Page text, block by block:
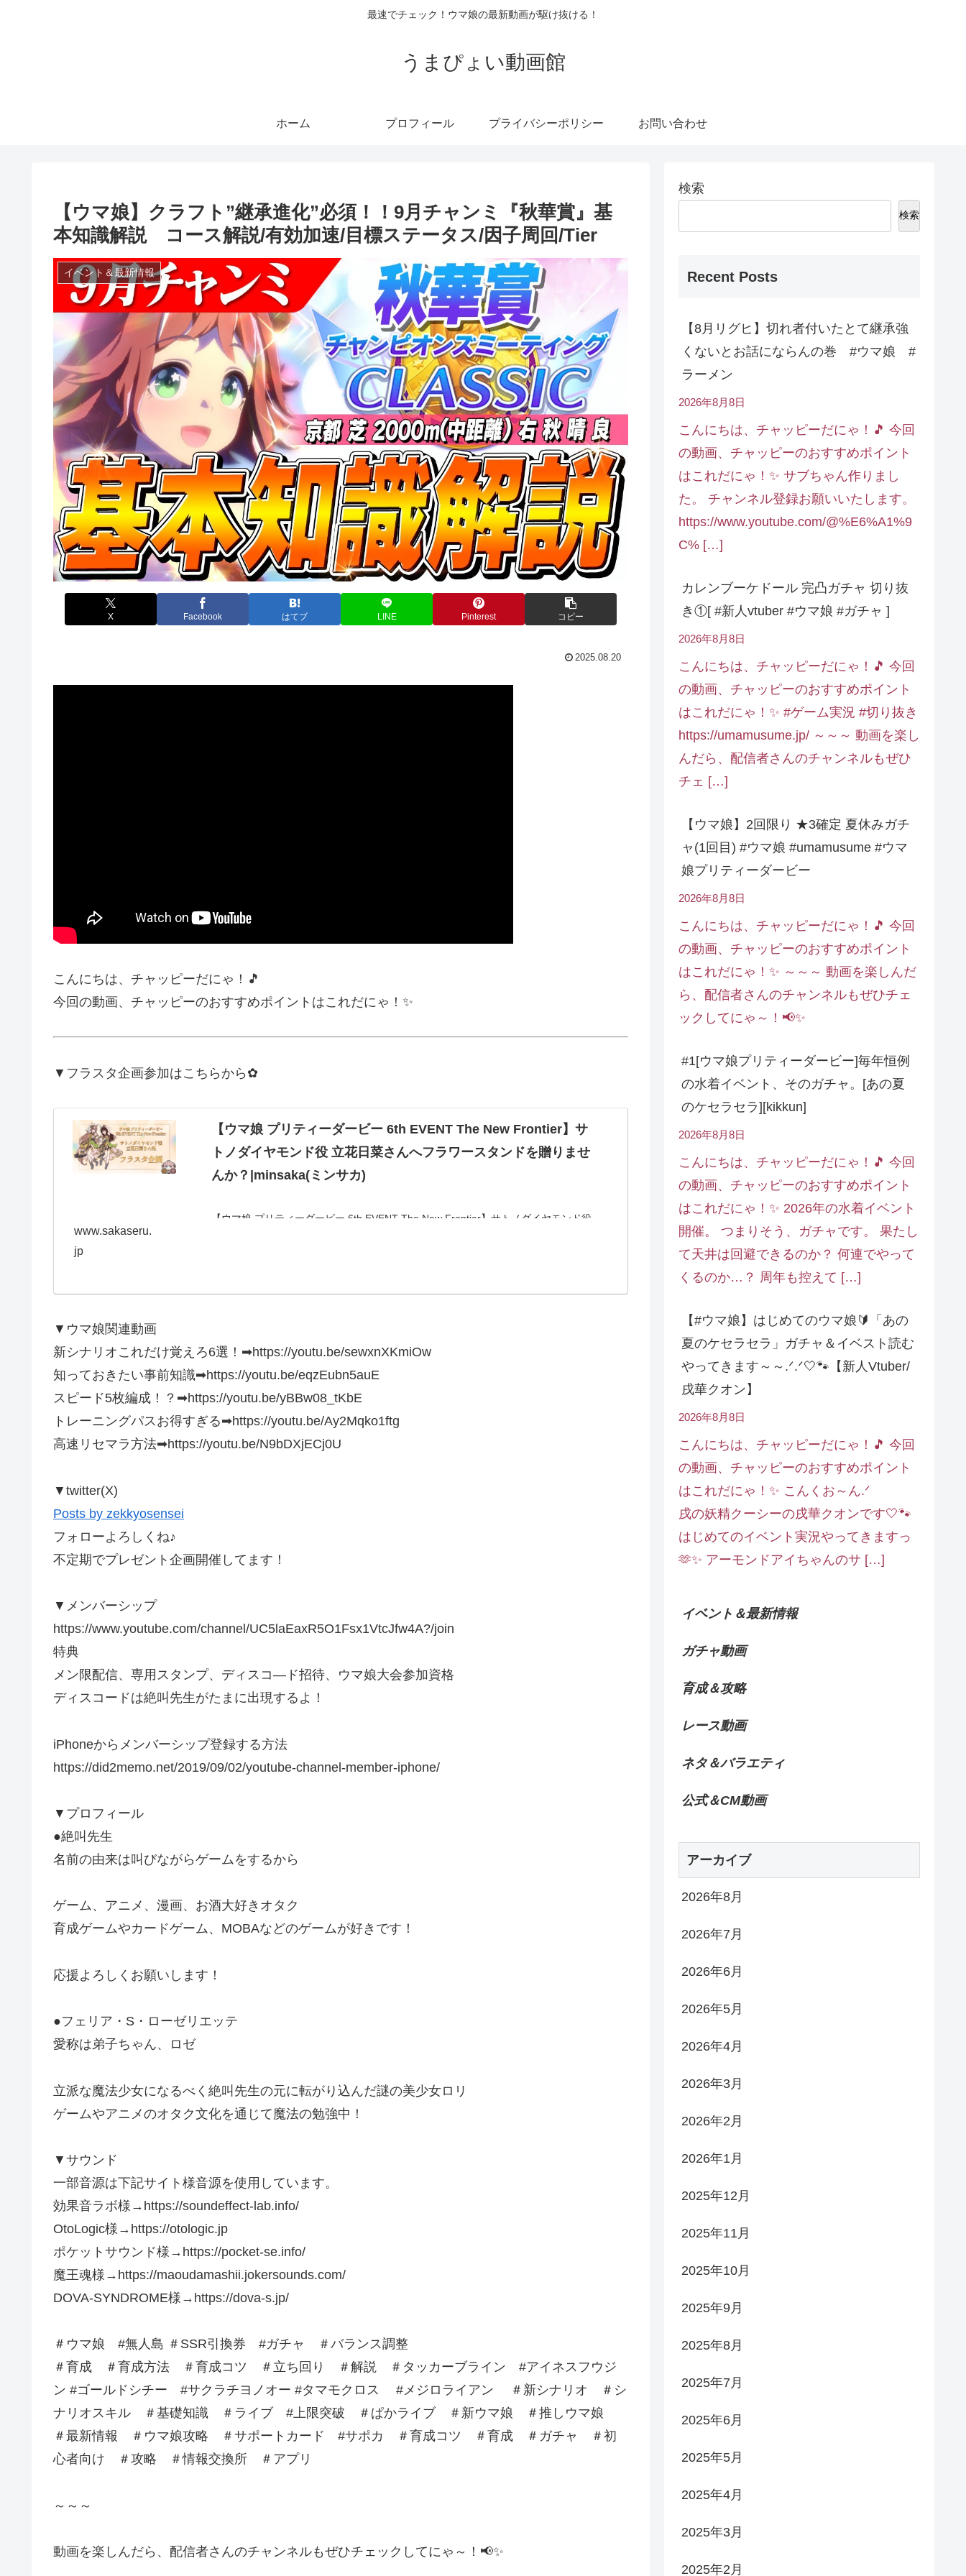
最速でチェック！ウマ娘の最新動画が駆け抜ける！
うまぴょい動画館
ホーム プロフィール プライバシーポリシー お問い合わせ
【ウマ娘】クラフト”継承進化”必須！！9月チャンミ『秋華賞』基
本知識解説 コース解説/有効加速/目標ステータス/因子周回/Tier
イベント＆最新情報
X Facebook はてブ LINE Pinterest コピー
2025.08.20
こんにちは、チャッピーだにゃ！🎵
今回の動画、チャッピーのおすすめポイントはこれだにゃ！✨
▼フラスタ企画参加はこちらから✿
【ウマ娘 プリティーダービー 6th EVENT The New Frontier】サ
トノダイヤモンド役 立花日菜さんへフラワースタンドを贈りませ
んか？|minsaka(ミンサカ)
【ウマ娘 プリティーダービー 6th EVENT The New Frontier】サトノダイヤモンド役
www.sakaseru.
jp
▼ウマ娘関連動画
新シナリオこれだけ覚えろ6選！➡https://youtu.be/sewxnXKmiOw
知っておきたい事前知識➡https://youtu.be/eqzEubn5auE
スピード5枚編成！？➡https://youtu.be/yBBw08_tKbE
トレーニングパスお得すぎる➡https://youtu.be/Ay2Mqko1ftg
高速リセマラ方法➡https://youtu.be/N9bDXjECj0U
▼twitter(X)
Posts by zekkyosensei
フォローよろしくね♪
不定期でプレゼント企画開催してます！
▼メンバーシップ
https://www.youtube.com/channel/UC5laEaxR5O1Fsx1VtcJfw4A?/join
特典
メン限配信、専用スタンプ、ディスコ―ド招待、ウマ娘大会参加資格
ディスコードは絶叫先生がたまに出現するよ！
iPhoneからメンバーシップ登録する方法
https://did2memo.net/2019/09/02/youtube-channel-member-iphone/
▼プロフィール
●絶叫先生
名前の由来は叫びながらゲームをするから
ゲーム、アニメ、漫画、お酒大好きオタク
育成ゲームやカードゲーム、MOBAなどのゲームが好きです！
応援よろしくお願いします！
●フェリア・S・ローゼリエッテ
愛称は弟子ちゃん、ロゼ
立派な魔法少女になるべく絶叫先生の元に転がり込んだ謎の美少女ロリ
ゲームやアニメのオタク文化を通じて魔法の勉強中！
▼サウンド
一部音源は下記サイト様音源を使用しています。
効果音ラボ様→https://soundeffect-lab.info/
OtoLogic様→https://otologic.jp
ポケットサウンド様→https://pocket-se.info/
魔王魂様→https://maoudamashii.jokersounds.com/
DOVA-SYNDROME様→https://dova-s.jp/
＃ウマ娘 #無人島 ＃SSR引換券 #ガチャ ＃バランス調整
＃育成 ＃育成方法 ＃育成コツ ＃立ち回り ＃解説 ＃タッカーブライン #アイネスフウジ
ン #ゴールドシチー #サクラチヨノオー #タマモクロス #メジロライアン ＃新シナリオ ＃シ
ナリオスキル ＃基礎知識 ＃ライブ #上限突破 ＃ぱかライブ ＃新ウマ娘 ＃推しウマ娘
＃最新情報 ＃ウマ娘攻略 ＃サポートカード​​ #サポカ ＃育成コツ​​ ＃育成​​​​​​​​​ ＃ガチャ ＃初
心者向け​​​​​​​​​ ＃攻略​​​​​​​​​ ＃情報交換所​​​​​​​​​ ＃アプリ
～～～
動画を楽しんだら、配信者さんのチャンネルもぜひチェックしてにゃ～！📢✨
検索
検索
Recent Posts
【8月リグヒ】切れ者付いたとて継承強
くないとお話にならんの巻 #ウマ娘 #
ラーメン
2026年8月8日
こんにちは、チャッピーだにゃ！🎵 今回
の動画、チャッピーのおすすめポイント
はこれだにゃ！✨ サブちゃん作りまし
た。 チャンネル登録お願いいたします。
https://www.youtube.com/@%E6%A1%9
C% […]
カレンブーケドール 完凸ガチャ 切り抜
き①[ #新人vtuber #ウマ娘 #ガチャ ]
2026年8月8日
こんにちは、チャッピーだにゃ！🎵 今回
の動画、チャッピーのおすすめポイント
はこれだにゃ！✨ #ゲーム実況 #切り抜き
https://umamusume.jp/ ～～～ 動画を楽し
んだら、配信者さんのチャンネルもぜひ
チェ […]
【ウマ娘】2回限り ★3確定 夏休みガチ
ャ(1回目) #ウマ娘 #umamusume #ウマ
娘プリティーダービー
2026年8月8日
こんにちは、チャッピーだにゃ！🎵 今回
の動画、チャッピーのおすすめポイント
はこれだにゃ！✨ ～～～ 動画を楽しんだ
ら、配信者さんのチャンネルもぜひチェ
ックしてにゃ～！📢✨
#1[ウマ娘プリティーダービー]毎年恒例
の水着イベント、そのガチャ。[あの夏
のケセラセラ][kikkun]
2026年8月8日
こんにちは、チャッピーだにゃ！🎵 今回
の動画、チャッピーのおすすめポイント
はこれだにゃ！✨ 2026年の水着イベント
開催。 つまりそう、ガチャです。 果たし
て天井は回避できるのか？ 何連でやって
くるのか…？ 周年も控えて […]
【#ウマ娘】はじめてのウマ娘🔰「あの
夏のケセラセラ」ガチャ＆イベスト読む
やってきます～～.ᐟ.ᐟ🤍🐾【新人Vtuber/
戌華クオン】
2026年8月8日
こんにちは、チャッピーだにゃ！🎵 今回
の動画、チャッピーのおすすめポイント
はこれだにゃ！✨ こんくお～ん.ᐟ
戌の妖精クーシーの戌華クオンです🤍🐾
はじめてのイベント実況やってきますっ
🫶✨ アーモンドアイちゃんのサ […]
イベント＆最新情報
ガチャ動画
育成＆攻略
レース動画
ネタ＆バラエティ
公式＆CM動画
アーカイブ
2026年8月
2026年7月
2026年6月
2026年5月
2026年4月
2026年3月
2026年2月
2026年1月
2025年12月
2025年11月
2025年10月
2025年9月
2025年8月
2025年7月
2025年6月
2025年5月
2025年4月
2025年3月
2025年2月